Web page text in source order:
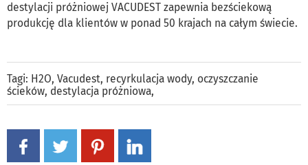
destylacji próżniowej VACUDEST zapewnia bezściekową
produkcję dla klientów w ponad 50 krajach na całym świecie.
Tagi: H2O, Vacudest, recyrkulacja wody, oczyszczanie
ścieków, destylacja próżniowa,